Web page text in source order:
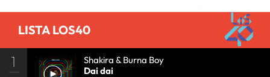
LISTA LOS40
1
Shakira & Burna Boy
Dai dai